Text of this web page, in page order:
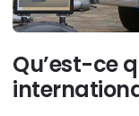
Qu’est-ce